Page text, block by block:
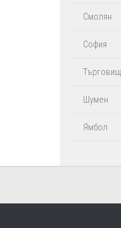
Смолян
София
Шумен
Ямбол